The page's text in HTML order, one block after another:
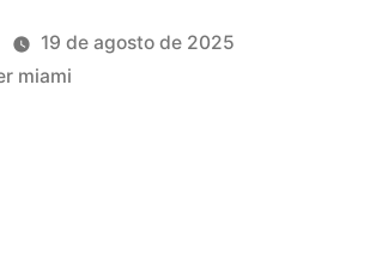
19 de agosto de 2025
miami